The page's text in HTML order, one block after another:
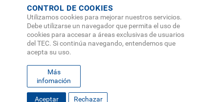
FOOTER
CONTROL DE COOKIES
Utilizamos cookies para mejorar nuestros servicios.
Debe utilizarse un navegador que permita el uso de
cookies para accesar a áreas exclusivas de usuarios
del TEC. Si continúa navegando, entendemos que
acepta su uso.
Más
infomación
Aceptar Rechazar